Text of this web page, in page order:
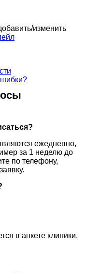
изменить
ежедневно,
за 1 неделю до
по телефону,
в анкете клиники,